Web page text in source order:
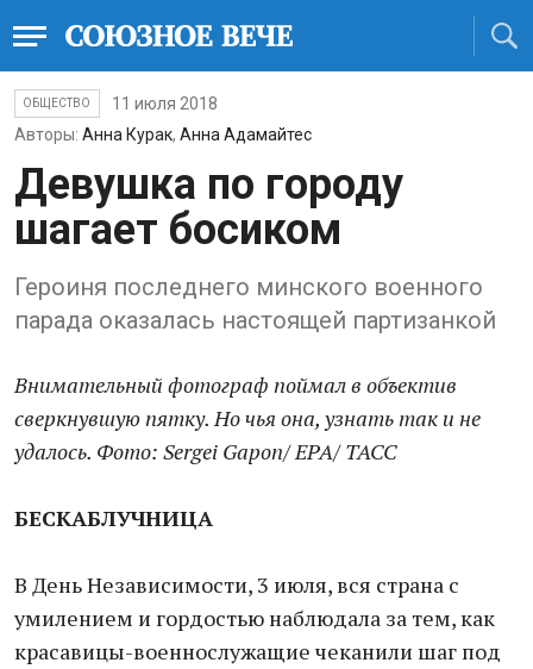
ОБЩЕСТВО
11 июля 2018
Авторы: Анна Курак, Анна Адамайтес
Девушка по городу
шагает босиком
Героиня последнего минского военного
парада оказалась настоящей партизанкой
Внимательный фотограф поймал в объектив
сверкнувшую пятку. Но чья она, узнать так и не
удалось. Фото: Sergei Gapon/ EPA/ ТАСС
БЕСКАБЛУЧНИЦА
В День Независимости, 3 июля, вся страна с
умилением и гордостью наблюдала за тем, как
красавицы-военнослужащие чеканили шаг под